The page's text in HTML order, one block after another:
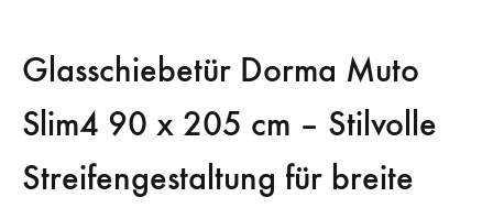
Glasschiebetür Dorma Muto
Slim4 90 x 205 cm – Stilvolle
Streifengestaltung für breite